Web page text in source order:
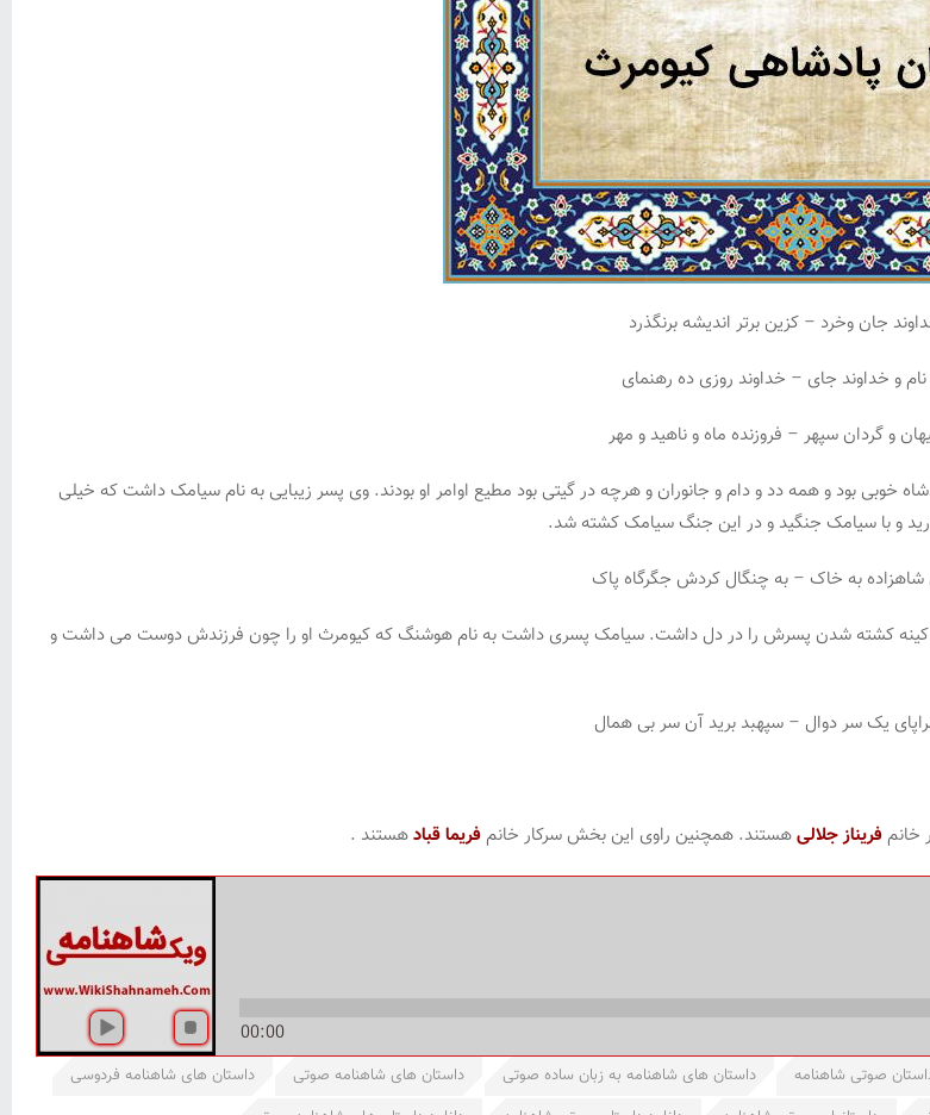
جان وخرد – کزین برتر اندیشه برنگذرد
نام و خداوند جای – خداوند روزی ده رهنمای
و گردان سپهر – فروزنده ماه و ناهید و مهر
خوبی بود و همه دد و دام و جانوران و هرچه در گیتی بود مطیع اوامر او بودند. وی پسر زیبایی به نام سیامک داشت که خیلی
و با سیامک جنگید و در این جنگ سیامک کشته شد.
به خاک – به چنگال کردش جگرگاه پاک
کینه کشته شدن پسرش را در دل داشت. سیامک پسری داشت به نام هوشنگ که کیومرث او را چون فرزندش دوست می داشت و
یک سر دوال – سپهبد برید آن سر بی همال
خانمفریناز جلالیهستند. همچنین راوی این بخش سرکار خانمفریما قبادهستند .
00:00
صوتی شاهنامه داستان های شاهنامه به زبان ساده صوتی داستان های شاهنامه صوتی
داستان های شاهنامه فردوسی